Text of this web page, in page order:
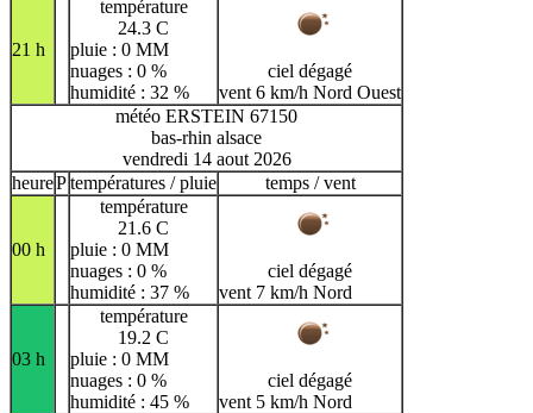
21 h
température
24.3 C
pluie : 0 MM
nuages : 0 %
humidité : 32 %
ciel dégagé
vent 6 km/h Nord Ouest
météo ERSTEIN 67150
bas-rhin alsace
vendredi 14 aout 2026
heurePtempératures / pluie temps / vent
00 h
température
21.6 C
pluie : 0 MM
nuages : 0 %
humidité : 37 %
ciel dégagé
vent 7 km/h Nord
03 h
température
19.2 C
pluie : 0 MM
nuages : 0 %
humidité : 45 %
ciel dégagé
vent 5 km/h Nord